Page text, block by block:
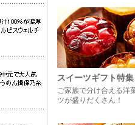
スイーツギフト特集
ご家族で分け合える洋
ツが盛りだくさん！